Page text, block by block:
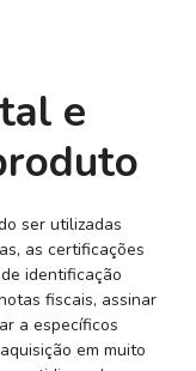
e
ser utilizadas
as certificações
identificação
fiscais, assinar
a específicos
em muito